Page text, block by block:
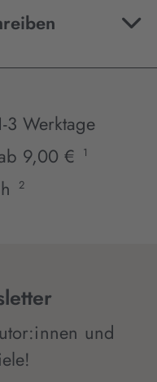
3 Werktage
9,00 €
1
2
und